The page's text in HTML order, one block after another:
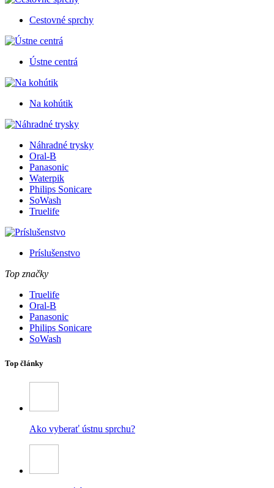
Cestovné sprchy
Ústne centrá
Na kohútik
Náhradné trysky
Oral-B
Panasonic
Waterpik
Philips Sonicare
SoWash
Truelife
Príslušenstvo
Top značky
Truelife
Oral-B
Panasonic
Philips Sonicare
SoWash
Top články
Ako vyberať ústnu sprchu?